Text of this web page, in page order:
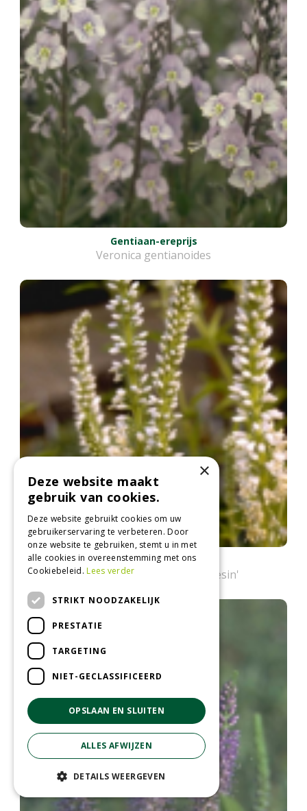
Gentiaan-ereprijs
Veronica gentianoides
Lange ereprijs
Veronica longifolia 'Schneeriesin'
×
Deze website maakt
gebruik van cookies.
Deze website gebruikt cookies om uw
gebruikerservaring te verbeteren. Door
onze website te gebruiken, stemt u in met
alle cookies in overeenstemming met ons
Cookiebeleid.Lees verder
STRIKT NOODZAKELIJK
PRESTATIE
TARGETING
NIET-GECLASSIFICEERD
OPSLAAN EN SLUITEN
ALLES AFWIJZEN
DETAILS WEERGEVEN